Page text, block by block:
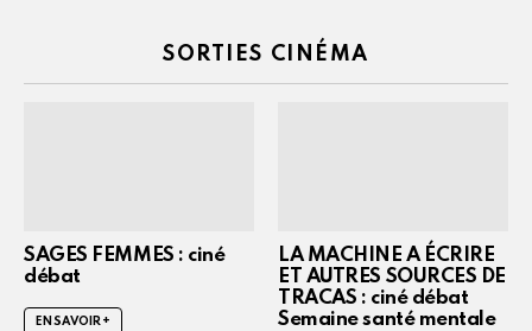
SORTIES CINÉMA
SAGES FEMMES : ciné
débat
EN SAVOIR +
LA MACHINE A ÉCRIRE
ET AUTRES SOURCES DE
TRACAS : ciné débat
Semaine santé mentale